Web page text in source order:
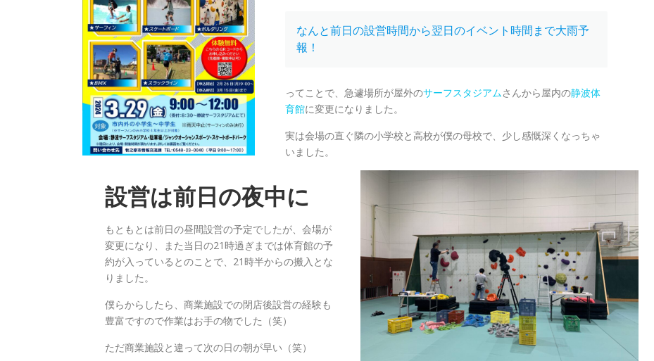
なんと前日の設営時間から翌日のイベント時間まで大雨予
報！
ってことで、急遽場所が屋外のサーフスタジアムさんから屋内の静波体
育館に変更になりました。
実は会場の直ぐ隣の小学校と高校が僕の母校で、少し感慨深くなっちゃ
いました。
設営は前日の夜中に
もともとは前日の昼間設営の予定でしたが、会場が
変更になり、また当日の21時過ぎまでは体育館の予
約が入っているとのことで、21時半からの搬入とな
りました。
僕らからしたら、商業施設での閉店後設営の経験も
豊富ですので作業はお手の物でした（笑）
ただ商業施設と違って次の日の朝が早い（笑）